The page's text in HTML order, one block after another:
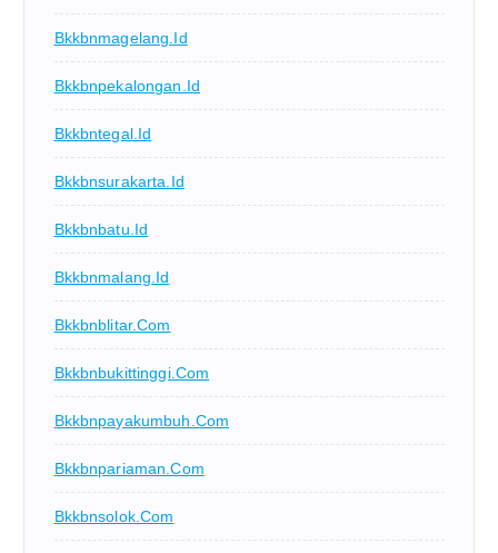
Bkkbnmagelang.id
Bkkbnpekalongan.id
Bkkbntegal.id
Bkkbnsurakarta.id
Bkkbnbatu.id
Bkkbnmalang.id
Bkkbnblitar.com
Bkkbnbukittinggi.com
Bkkbnpayakumbuh.com
Bkkbnpariaman.com
Bkkbnsolok.com